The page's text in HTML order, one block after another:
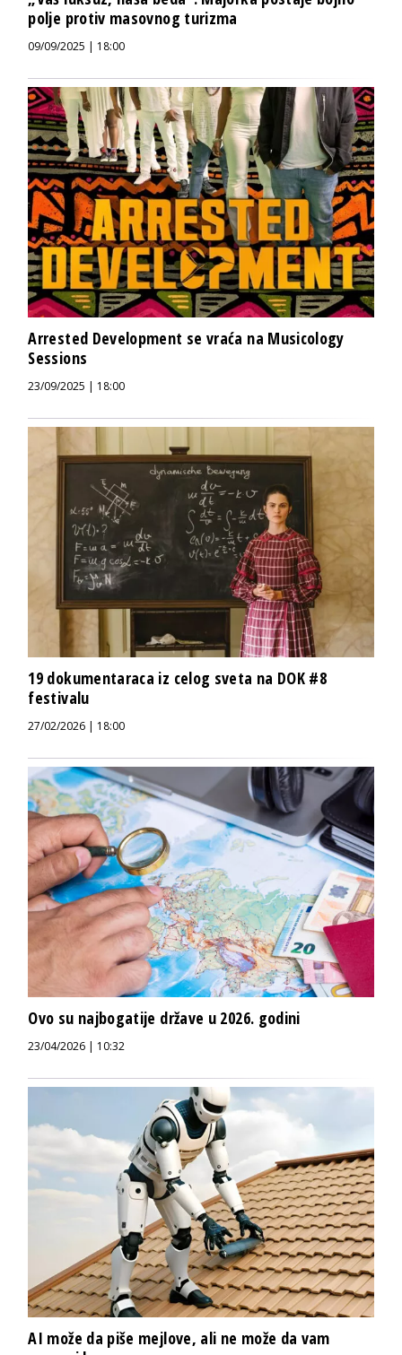
polje protiv masovnog turizma
09/09/2025 | 18:00
Arrested Development se vraća na Musicology
Sessions
23/09/2025 | 18:00
19 dokumentaraca iz celog sveta na DOK #8
festivalu
27/02/2026 | 18:00
Ovo su najbogatije države u 2026. godini
23/04/2026 | 10:32
AI može da piše mejlove, ali ne može da vam